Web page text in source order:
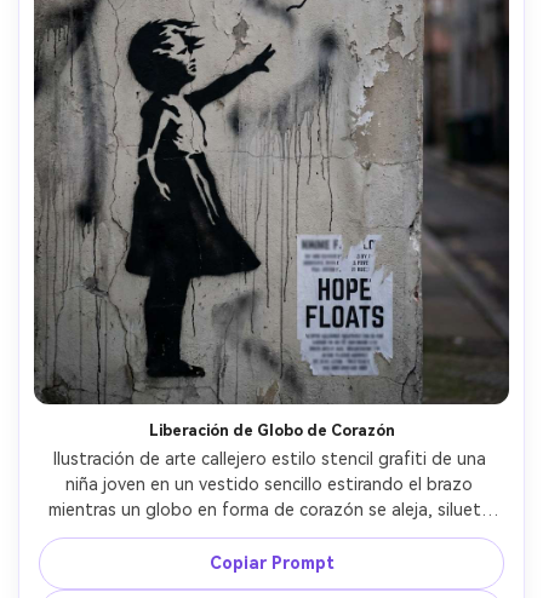
Liberación de Globo de Corazón
Ilustración de arte callejero estilo stencil grafiti de una
niña joven en un vestido sencillo estirando el brazo
mientras un globo en forma de corazón se aleja, silueta
negra con bordes definidos, único acento en globo rojo
brillante, textura de muro de concreto agrietado, sutil
rocío de aerosol, goteos de pintura, esquinas de póster
Copiar Prompt